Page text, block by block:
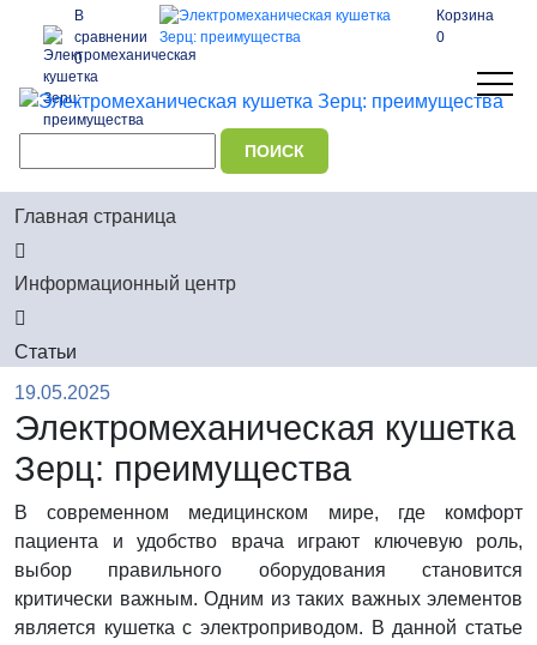
В
сравнении
0
Корзина
0
Главная страница
Информационный центр
Статьи
19.05.2025
Электромеханическая кушетка
Зерц: преимущества
В современном медицинском мире, где комфорт
пациента и удобство врача играют ключевую роль,
выбор правильного оборудования становится
критически важным. Одним из таких важных элементов
является кушетка с электроприводом. В данной статье